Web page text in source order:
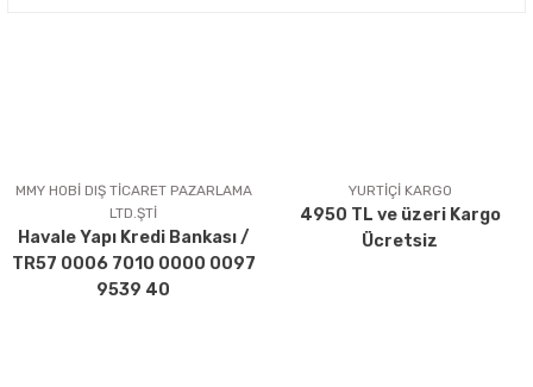
Ürün açıklamasında eksik bilgiler bulunuyor.
Ürün bilgilerinde hatalar bulunuyor.
Ürün fiyatı diğer sitelerden daha pahalı.
Bu ürüne benzer farklı alternatifler olmalı.
MMY HOBİ DIŞ TİCARET PAZARLAMA
LTD.ŞTİ
Havale Yapı Kredi Bankası /
TR57 0006 7010 0000 0097
9539 40
YURTİÇİ KARGO
4950 TL ve üzeri Kargo
Ücretsiz